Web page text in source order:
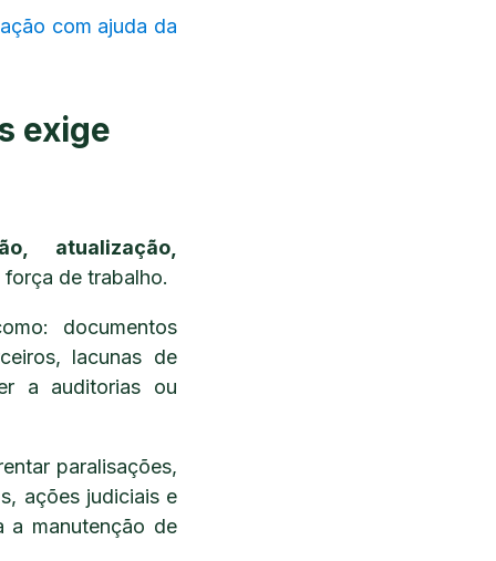
com ajuda da
exige
atualização,
de trabalho.
documentos
lacunas de
a auditorias ou
paralisações,
ações judiciais e
a manutenção de